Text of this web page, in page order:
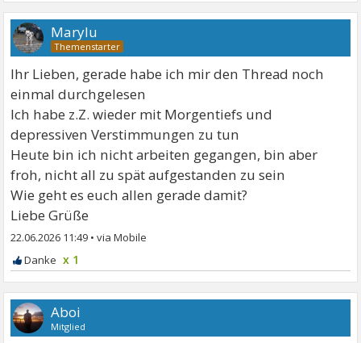
Marylu
Ihr Lieben, gerade habe ich mir den Thread noch
einmal durchgelesen
Ich habe z.Z. wieder mit Morgentiefs und
depressiven Verstimmungen zu tun
Heute bin ich nicht arbeiten gegangen, bin aber
froh, nicht all zu spät aufgestanden zu sein
Wie geht es euch allen gerade damit?
Liebe Grüße
22.06.2026 11:49 •
x 1
Aboi
Mitglied